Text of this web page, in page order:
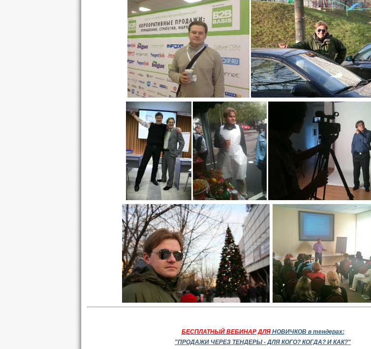
БЕСПЛАТНЫЙ ВЕБИНАР ДЛЯНОВИЧКОВ в тендерах:
"ПРОДАЖИ ЧЕРЕЗ ТЕНДЕРЫ - ДЛЯ КОГО? КОГДА? И КАК?"